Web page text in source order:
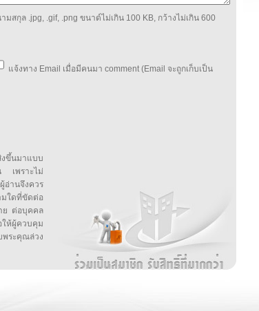
มสกุล .jpg, .gif, .png ขนาด์ไม่เกิน 100 KB, กว้างไม่เกิน 600
แจ้งทาง Email เมื่อมีคนมา comment (Email จะถูกเก็บเป็น
ขึ้นมาแบบ
เพราะไม่
อ่านจึงควร
ใดที่ขัดต่อ
ย ต่อบุคคล
ให้ผู้ควบคุม
ระคุณล่วง